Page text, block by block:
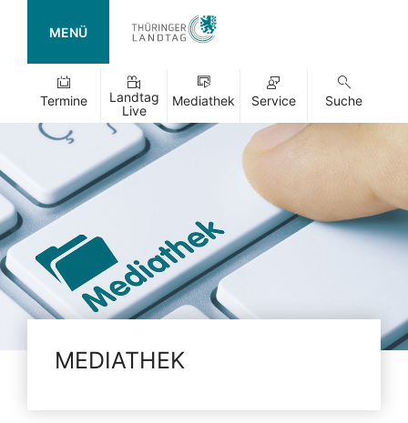
MENÜ
Termine
Landtag
Live
Mediathek Service Suche
MEDIATHEK